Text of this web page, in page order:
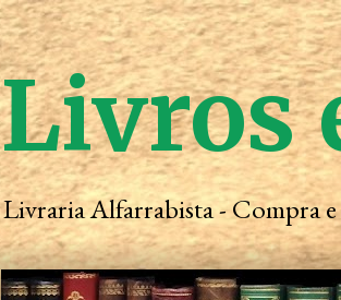
Livros
Livraria Alfarrabista - Compra